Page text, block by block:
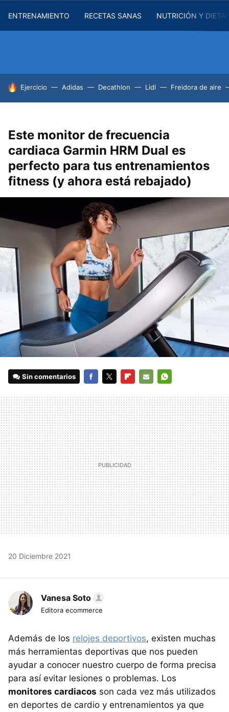
ENTRENAMIENTO RECETAS SANAS NUTRICIÓN Y
HOY SE HABLA DE
Ejercicio Adidas Decathlon Lidl Freidora de aire
Este monitor de frecuencia
cardiaca Garmin HRM Dual es
perfecto para tus entrenamientos
fitness (y ahora está rebajado)
Sin comentarios
MAIL
20 Diciembre 2021
Vanesa Soto
Editora ecommerce
Además de los relojes deportivos, existen muchas
más herramientas deportivas que nos pueden
ayudar a conocer nuestro cuerpo de forma precisa
para así evitar lesiones o problemas. Los
monitores cardiacos son cada vez más utilizados
en deportes de cardio y entrenamientos ya que